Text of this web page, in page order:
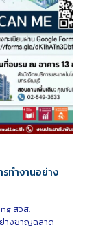
ทำงานอย่าง
สวส.
างชาญฉลาด